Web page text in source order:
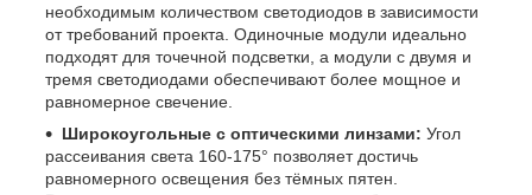
необходимым количеством светодиодов в зависимости
от требований проекта. Одиночные модули идеально
подходят для точечной подсветки, а модули с двумя и
тремя светодиодами обеспечивают более мощное и
равномерное свечение.
Широкоугольные с оптическими линзами: Угол
рассеивания света 160-175° позволяет достичь
равномерного освещения без тёмных пятен.